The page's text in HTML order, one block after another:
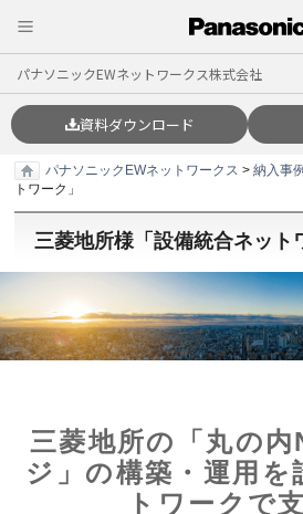
パナソニックEWネットワークス株式会社
資料ダウンロード
パナソニックEWネットワークス >納入事
トワーク」
三菱地所様「設備統合ネット
三菱地所の「丸の
ジ」の構築・運用を
トワークで